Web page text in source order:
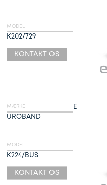
MODEL
K202/729
KONTAKT OS
MÆRKE
E
UROBAND
MODEL
K224/BUS
KONTAKT OS